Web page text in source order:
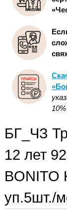
БГ_ЧЗ
12 лет
BONITO
уп.5шт./